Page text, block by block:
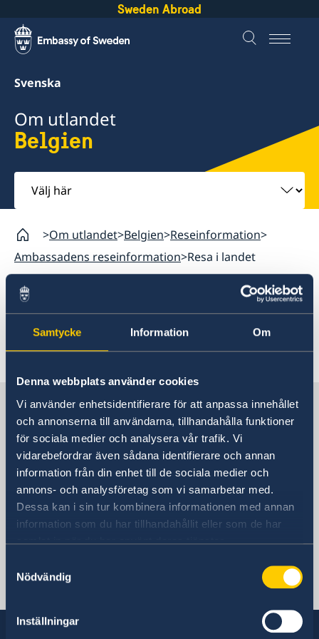
Samtycke Information Om
Denna webbplats använder cookies
Vi använder enhetsidentifierare för att anpassa innehållet
och annonserna till användarna, tillhandahålla funktioner
för sociala medier och analysera vår trafik. Vi
vidarebefordrar även sådana identifierare och annan
information från din enhet till de sociala medier och
annons- och analysföretag som vi samarbetar med.
Dessa kan i sin tur kombinera informationen med annan
information som du har tillhandahållit eller som de har
samlat in när du har använt deras tjänster.
Nödvändig
Inställningar
Sweden Abroad
Svenska
Om utlandet
Belgien
Välj
här
Om utlandet Belgien Reseinformation
Ambassadens reseinformation Resa i landet
Belgien
Rösta i Belgien
Hjälp till svenskar i Belgien
Pass i Belgien
Samordningsnummer
Provisoriskt pass
Födelsebevis, vigselbevis, intyg om civilstånd
Legaliseringar/apostille
Hjälp kring medborgarskap
Bibehålla svenskt medborgarskap
Registrera nyfödd
Arv i internationella situationer
Svenska organisationer och föreningar i Belgien
Avgifter
Gifta sig i Belgien
Ambassadens reseinformation
Aktuella händelser
Allmänna säkerhetsläget
Terrorism
Naturförhållanden och katastrofer
In- och utresebestämmelser
Hälso- och sjukvård
Resa i landet
Lokala lagar och sedvänjor
Kriminalitet och personlig säkerhet
Övriga upplysningar
Resa i landet
Sverige i Belgien
Sveriges ambassad
Belgien, Bryssel
Svenska konsulat
Honorärkonsulatet Antwerpen
+ 32 14 710741
TELEFONNUMMER